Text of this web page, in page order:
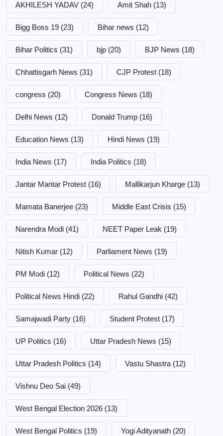
AKHILESH YADAV (24) Amit Shah (13)
Bigg Boss 19 (23) Bihar news (12)
Bihar Politics (31) bjp (20) BJP News (18)
Chhattisgarh News (31) CJP Protest (18)
congress (20) Congress News (18)
Delhi News (12) Donald Trump (16)
Education News (13) Hindi News (19)
India News (17) India Politics (18)
Jantar Mantar Protest (16) Mallikarjun Kharge (13)
Mamata Banerjee (23) Middle East Crisis (15)
Narendra Modi (41) NEET Paper Leak (19)
Nitish Kumar (12) Parliament News (19)
PM Modi (12) Political News (22)
Political News Hindi (22) Rahul Gandhi (42)
Samajwadi Party (16) Student Protest (17)
UP Politics (16) Uttar Pradesh News (15)
Uttar Pradesh Politics (14) Vastu Shastra (12)
Vishnu Deo Sai (49)
West Bengal Election 2026 (13)
West Bengal Politics (19) Yogi Adityanath (20)